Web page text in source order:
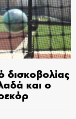
δισκοβολίας
και ο